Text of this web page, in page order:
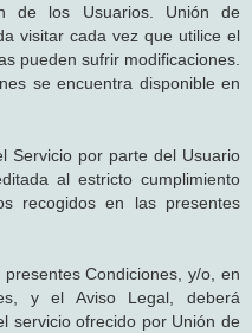
de los Usuarios. Unión de
visitar cada vez que utilice el
pueden sufrir modificaciones.
se encuentra disponible en
Servicio por parte del Usuario
al estricto cumplimiento
recogidos en las presentes
Condiciones, y/o, en
y el Aviso Legal, deberá
servicio ofrecido por Unión de